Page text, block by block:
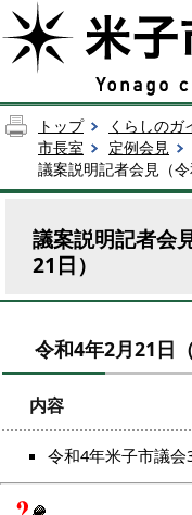
トップ くらしのガ
市長室
定例会見
議案説明記者会見（令
議案説明記者会
21日）
令和4年2月21日
内容
令和4年米子市議